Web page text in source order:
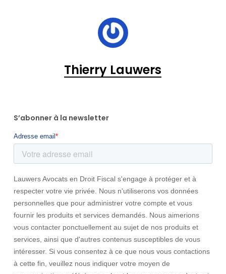
Thierry Lauwers
S’abonner à la newsletter